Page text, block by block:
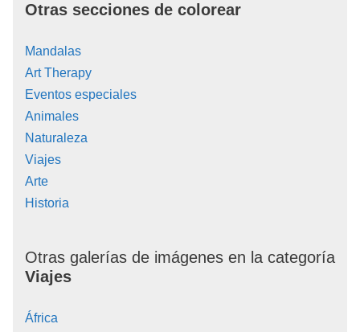
Otras secciones de colorear
Mandalas
Art Therapy
Eventos especiales
Animales
Naturaleza
Viajes
Arte
Historia
Otras galerías de imágenes en la categoría
Viajes
África